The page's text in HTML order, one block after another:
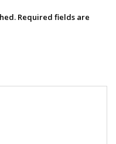
Required fields are